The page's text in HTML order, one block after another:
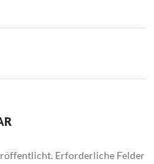
Erforderliche Felder